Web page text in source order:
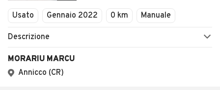
Usato Gennaio 2022 0 km Manuale
Descrizione
MORARIU MARCU
Annicco (CR)